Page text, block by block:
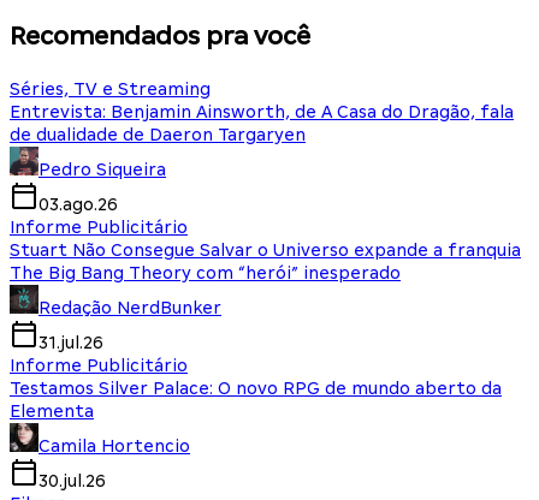
Recomendados pra você
Séries, TV e Streaming
Entrevista: Benjamin Ainsworth, de A Casa do Dragão, fala
de dualidade de Daeron Targaryen
Pedro Siqueira
03.ago.26
Informe Publicitário
Stuart Não Consegue Salvar o Universo expande a franquia
The Big Bang Theory com “herói” inesperado
Redação NerdBunker
31.jul.26
Informe Publicitário
Testamos Silver Palace: O novo RPG de mundo aberto da
Elementa
Camila Hortencio
30.jul.26